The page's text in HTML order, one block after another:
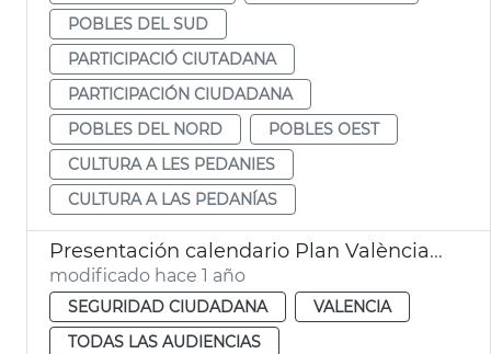
POBLES DEL SUD
PARTICIPACIÓ CIUTADANA
PARTICIPACIÓN CIUDADANA
POBLES DEL NORD
POBLES OEST
CULTURA A LES PEDANIES
CULTURA A LAS PEDANÍAS
Presentación calendario Plan València Más Segura
modificado hace 1 año
SEGURIDAD CIUDADANA
VALENCIA
TODAS LAS AUDIENCIAS